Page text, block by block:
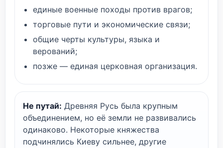
единые военные походы против врагов;
торговые пути и экономические связи;
общие черты культуры, языка и
верований;
позже — единая церковная организация.
Не путай: Древняя Русь была крупным
объединением, но её земли не развивались
одинаково. Некоторые княжества
подчинялись Киеву сильнее, другие